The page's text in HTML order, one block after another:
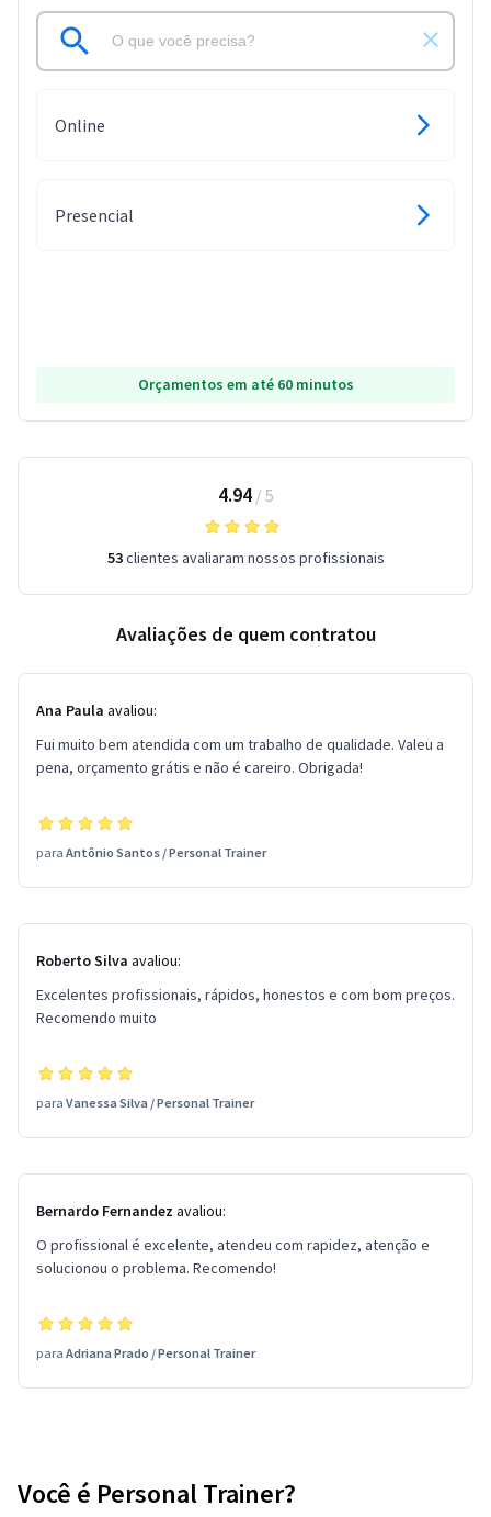
Online
Presencial
Orçamentos em até 60 minutos
4.94/ 5
53clientes avaliaram nossos profissionais
Avaliações de quem contratou
Ana Paula avaliou:
Fui muito bem atendida com um trabalho de qualidade. Valeu a
pena, orçamento grátis e não é careiro. Obrigada!
para Antônio Santos /Personal Trainer
Roberto Silva avaliou:
Excelentes profissionais, rápidos, honestos e com bom preços.
Recomendo muito
para Vanessa Silva /Personal Trainer
Bernardo Fernandez avaliou:
O profissional é excelente, atendeu com rapidez, atenção e
solucionou o problema. Recomendo!
para Adriana Prado /Personal Trainer
Você é Personal Trainer?